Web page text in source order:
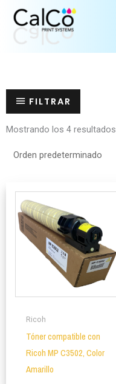
FILTRAR
Mostrando los 4 resultados
Ricoh
Tóner compatible con
Ricoh MP C3502, Color
Amarillo